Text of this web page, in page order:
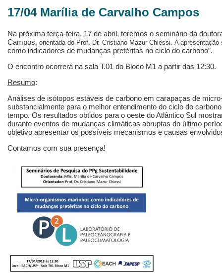
17/04 Marília de Carvalho Campos
Na próxima terça-feira, 17 de abril, teremos o seminário da
Campos , orientada do Prof. Dr. Cristiano Mazur Chiessi. A apresentação
como indicadores de mudanças pretéritas no ciclo do carbono”.
O encontro ocorrerá n​a sala T.01 do Bloco M1 a partir das 12:30.
Resumo:
Análises de isótopos estáveis de carbono em carapaças de
substancialmente para o melhor entendimento do ciclo do
tempo. Os resultados obtidos para o oeste do Atlântico Sul
durante eventos de mudanças climáticas abruptas do último
objetivo apresentar os possíveis mecanismos e causas
Contamos com sua presença!